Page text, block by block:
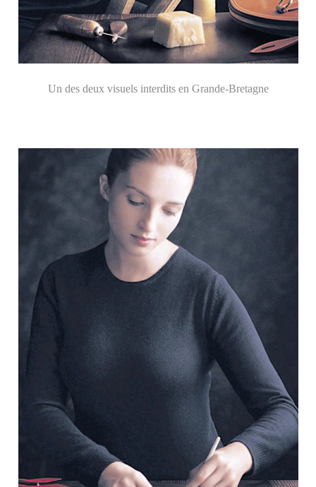
Un des deux visuels interdits en Grande-Bretagne